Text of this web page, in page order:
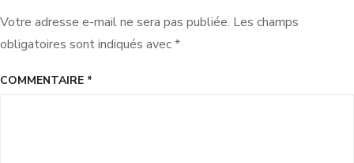
Votre adresse e-mail ne sera pas publiée. Les champs
obligatoires sont indiqués avec*
COMMENTAIRE *